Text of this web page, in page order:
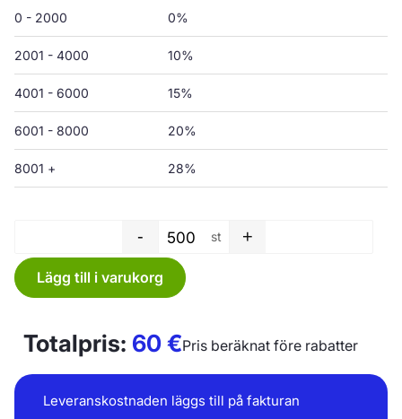
0 - 2000 0%
2001 - 4000 10%
4001 - 6000 15%
6001 - 8000 20%
8001 + 28%
Plastkasse - 20 L - 0,03 mm -
- st +
Lägg till i varukorg
Totalpris: 60€Pris beräknat före rabatter
Leveranskostnaden läggs till på fakturan